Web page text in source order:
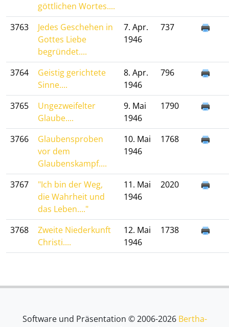
göttlichen Wortes....
3763
Jedes Geschehen in
Gottes Liebe
begründet....
7. Apr.
1946
737
3764
Geistig gerichtete
Sinne....
8. Apr.
1946
796
3765
Ungezweifelter
Glaube....
9. Mai
1946
1790
3766
Glaubensproben
vor dem
Glaubenskampf....
10. Mai
1946
1768
3767
"Ich bin der Weg,
die Wahrheit und
das Leben...."
11. Mai
1946
2020
3768
Zweite Niederkunft
Christi....
12. Mai
1946
1738
Software und Präsentation © 2006-2026 Bertha-